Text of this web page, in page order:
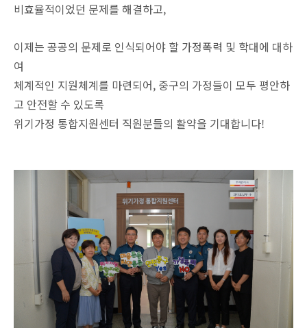
비효율적이었던 문제를 해결하고,
이제는 공공의 문제로 인식되어야 할 가정폭력 및 학대에 대하
여
체계적인 지원체계를 마련되어, 중구의 가정들이 모두 평안하
고 안전할 수 있도록
위기가정 통합지원센터 직원분들의 활약을 기대합니다!